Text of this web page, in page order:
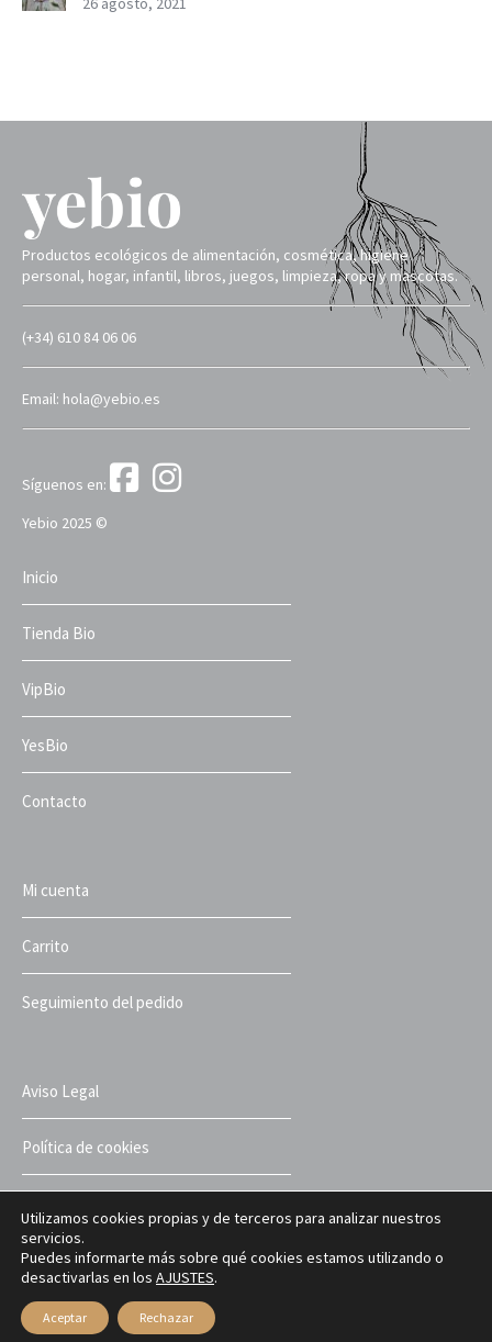
Productos ecológicos de alimentación, cosmética, higiene
personal, hogar, infantil, libros, juegos, limpieza, ropa y mascotas.
(+34) 610 84 06 06
Email: hola@yebio.es
Síguenos en:
Yebio 2025 ©
Inicio
Tienda Bio
VipBio
YesBio
Contacto
Mi cuenta
Carrito
Seguimiento del pedido
Aviso Legal
Política de cookies
Términos y condiciones
Utilizamos cookies propias y de terceros para analizar nuestros
servicios.
Puedes informarte más sobre qué cookies estamos utilizando o
desactivarlas en los AJUSTES.
Aceptar Rechazar